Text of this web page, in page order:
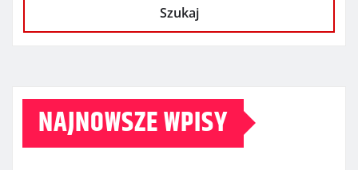
Szukaj
NAJNOWSZE WPISY